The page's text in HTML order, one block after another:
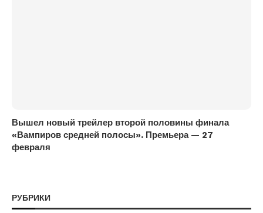
Вышел новый трейлер второй половины финала
«Вампиров средней полосы». Премьера — 27
февраля
РУБРИКИ